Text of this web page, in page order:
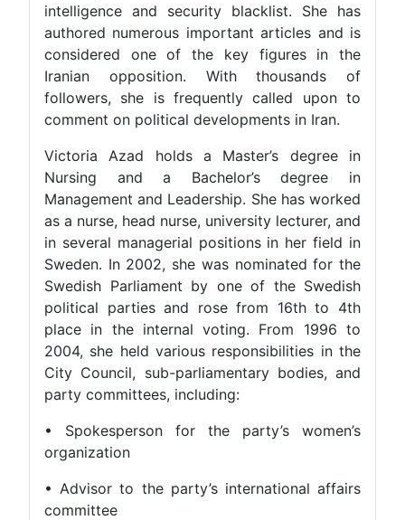
intelligence and security blacklist. She has
authored numerous important articles and is
considered one of the key figures in the
Iranian opposition. With thousands of
followers, she is frequently called upon to
comment on political developments in Iran.
Victoria Azad holds a Master’s degree in
Nursing and a Bachelor’s degree in
Management and Leadership. She has worked
as a nurse, head nurse, university lecturer, and
in several managerial positions in her field in
Sweden. In 2002, she was nominated for the
Swedish Parliament by one of the Swedish
political parties and rose from 16th to 4th
place in the internal voting. From 1996 to
2004, she held various responsibilities in the
City Council, sub-parliamentary bodies, and
party committees, including:
• Spokesperson for the party’s women’s
organization
• Advisor to the party’s international affairs
committee